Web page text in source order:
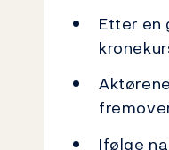
Etter en
Ifølge